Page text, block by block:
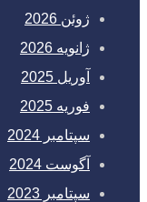
ژوئن 2026
ژانویه 2026
آوریل 2025
فوریه 2025
سپتامبر 2024
آگوست 2024
سپتامبر 2023